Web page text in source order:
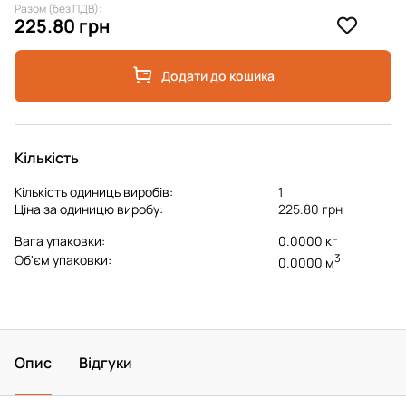
Разом (без ПДВ):
225.80 грн
Додати до кошика
Кількість
Кількість одиниць виробів:
1
Ціна за одиницю виробу:
225.80 грн
Вага упаковки:
0.0000 кг
Об'єм упаковки:
0.0000 м3
Опис Відгуки